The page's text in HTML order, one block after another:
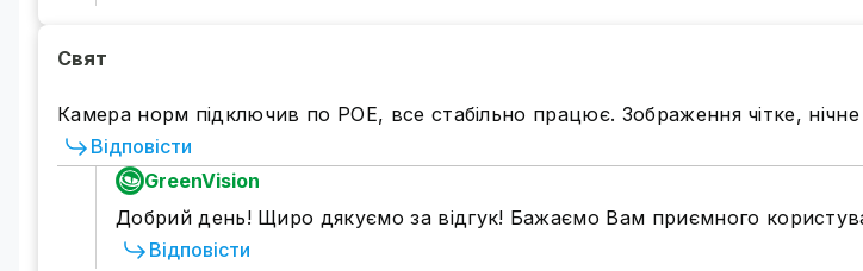
Для самостійного встановлення Вам доступні
інструкції
встановлення нашого обладнання звернутися до фахівців.
Свят
Камера норм підключив по POE, все стабільно працює. Зображення чітке,
Відповісти
GreenVision
Добрий день! Щиро дякуємо за відгук! Бажаємо Вам приємного
Відповісти